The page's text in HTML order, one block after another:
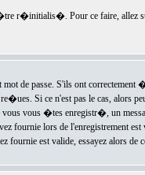
r�initialis�. Pour ce faire, allez
de passe. S'ils ont
Si ce n'est pas le cas,
vous �tes enregistr�, un
fournie lors de l'enregistrement
est valide, essayez alors de